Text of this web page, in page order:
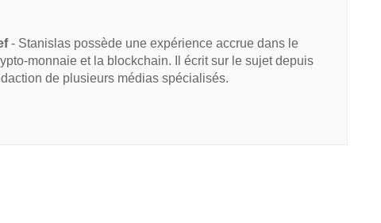
- Stanislas possède une expérience accrue dans le
monnaie et la blockchain. Il écrit sur le sujet depuis
de plusieurs médias spécialisés.